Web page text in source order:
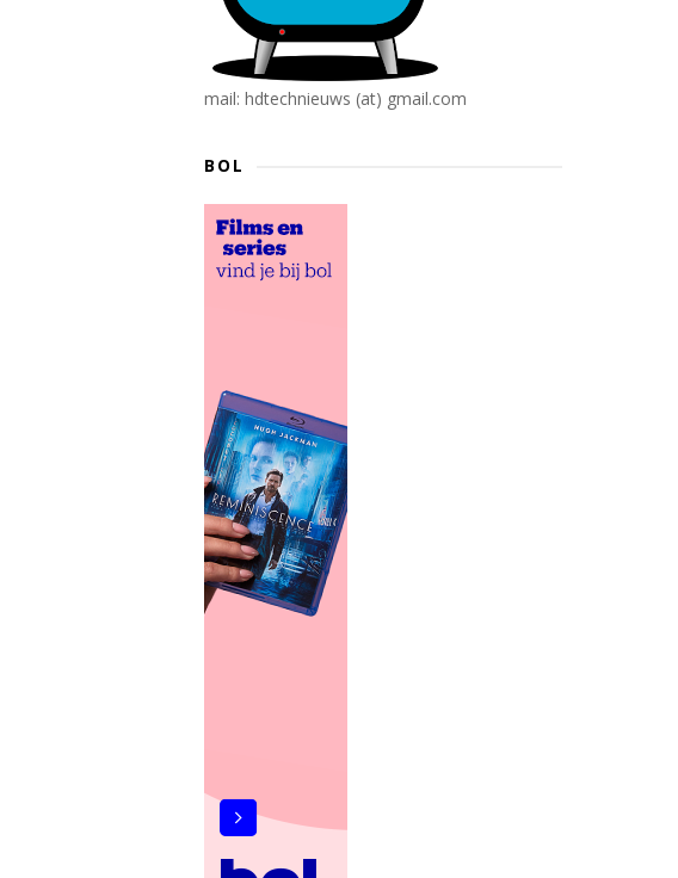
mail: hdtechnieuws (at) gmail.com
BOL